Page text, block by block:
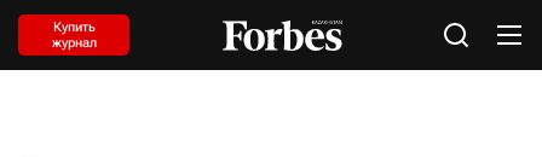
Купить
журнал